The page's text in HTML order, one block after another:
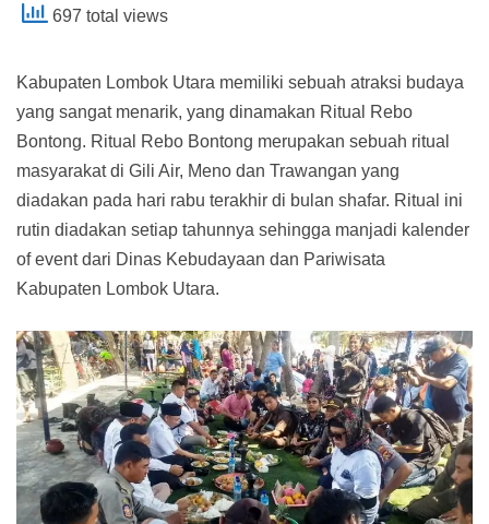
697 total views
Kabupaten Lombok Utara memiliki sebuah atraksi budaya
yang sangat menarik, yang dinamakan Ritual Rebo
Bontong. Ritual Rebo Bontong merupakan sebuah ritual
masyarakat di Gili Air, Meno dan Trawangan yang
diadakan pada hari rabu terakhir di bulan shafar. Ritual ini
rutin diadakan setiap tahunnya sehingga manjadi kalender
of event dari Dinas Kebudayaan dan Pariwisata
Kabupaten Lombok Utara.